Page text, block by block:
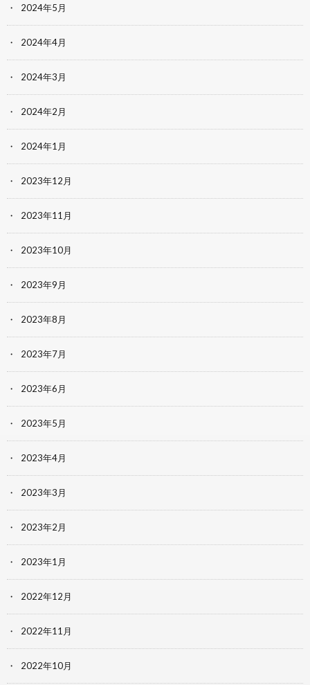
2024年5月
2024年4月
2024年3月
2024年2月
2024年1月
2023年12月
2023年11月
2023年10月
2023年9月
2023年8月
2023年7月
2023年6月
2023年5月
2023年4月
2023年3月
2023年2月
2023年1月
2022年12月
2022年11月
2022年10月